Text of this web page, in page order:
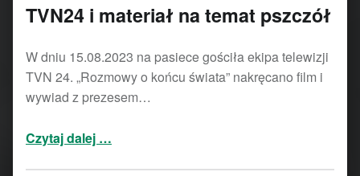
TVN24 i materiał na temat pszczół
W dniu 15.08.2023 na pasiece gościła ekipa telewizji
TVN 24. „Rozmowy o końcu świata” nakręcano film i
wywiad z prezesem…
Czytaj dalej …